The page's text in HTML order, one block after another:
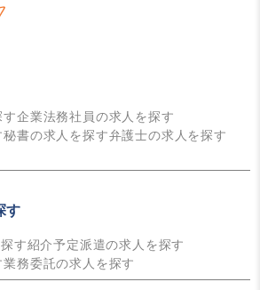
す企業法務社員の求人を探す
秘書の求人を探す弁護士の求人を探す
す
す紹介予定派遣の求人を探す
業務委託の求人を探す